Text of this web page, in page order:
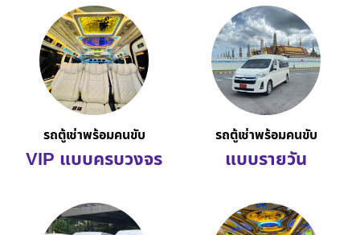
รถตู้เช่าพร้อมคนขับ
VIP แบบครบวงจร
รถตู้เช่าพร้อมคนขับ
แบบรายวัน